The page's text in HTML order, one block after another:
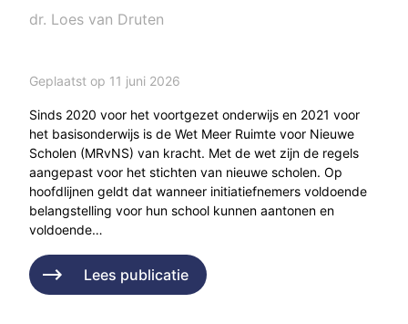
dr. Loes van Druten
Geplaatst op 11 juni 2026
Sinds 2020 voor het voortgezet onderwijs en 2021 voor
het basisonderwijs is de Wet Meer Ruimte voor Nieuwe
Scholen (MRvNS) van kracht. Met de wet zijn de regels
aangepast voor het stichten van nieuwe scholen. Op
hoofdlijnen geldt dat wanneer initiatiefnemers voldoende
belangstelling voor hun school kunnen aantonen en
voldoende…
Lees publicatie